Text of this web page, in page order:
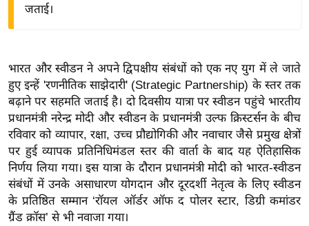
ष
ज्ञ
रा
य
ब
ज
ट
खे
जताई।
भारत और स्वीडन ने अपने द्विपक्षीय संबंधों को एक नए युग में ले जाते
हुए इन्हें 'रणनीतिक साझेदारी' (Strategic Partnership) के स्तर तक
बढ़ाने पर सहमति जताई है। दो दिवसीय यात्रा पर स्वीडन पहुंचे भारतीय
प्रधानमंत्री नरेन्द्र मोदी और स्वीडन के प्रधानमंत्री उल्फ क्रिस्टर्सन के बीच
रविवार को व्यापार, रक्षा, उच्च प्रौद्योगिकी और नवाचार जैसे प्रमुख क्षेत्रों
पर हुई व्यापक प्रतिनिधिमंडल स्तर की वार्ता के बाद यह ऐतिहासिक
निर्णय लिया गया। इस यात्रा के दौरान प्रधानमंत्री मोदी को भारत-स्वीडन
संबंधों में उनके असाधारण योगदान और दूरदर्शी नेतृत्व के लिए स्वीडन
के प्रतिष्ठित सम्मान ‘रॉयल ऑर्डर ऑफ द पोलर स्टार, डिग्री कमांडर
ग्रैंड क्रॉस’ से भी नवाजा गया।